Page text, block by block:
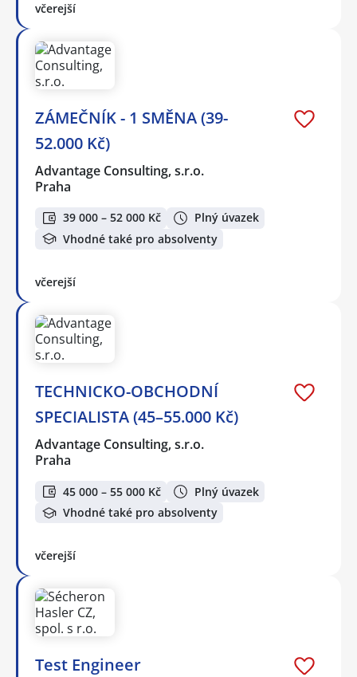
včerejší
ZÁMEČNÍK - 1 SMĚNA (39-
52.000 Kč)
Advantage Consulting, s.r.o.
Praha
39 000 – 52 000 Kč
Plný úvazek
Vhodné také pro absolventy
včerejší
TECHNICKO-OBCHODNÍ
SPECIALISTA (45–55.000 Kč)
Advantage Consulting, s.r.o.
Praha
45 000 – 55 000 Kč
Plný úvazek
Vhodné také pro absolventy
včerejší
Test Engineer